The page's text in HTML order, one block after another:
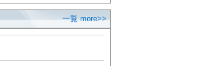
一覧 more>>